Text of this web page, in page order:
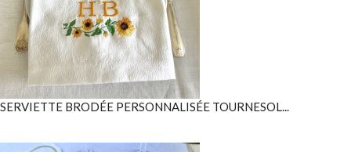
SERVIETTE BRODÉE PERSONNALISÉE TOURNESOL...